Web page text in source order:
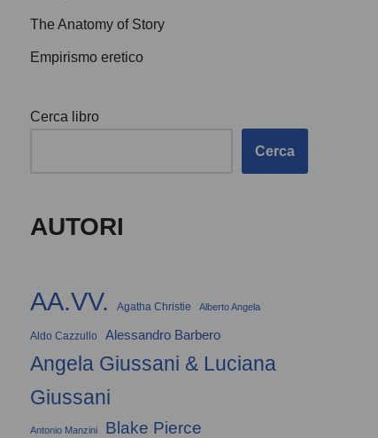
The Anatomy of Story
Empirismo eretico
Cerca libro
Cerca
AUTORI
AA.VV. Agatha Christie Alberto Angela
Aldo Cazzullo Alessandro Barbero
Angela Giussani & Luciana
Giussani
Antonio Manzini Blake Pierce